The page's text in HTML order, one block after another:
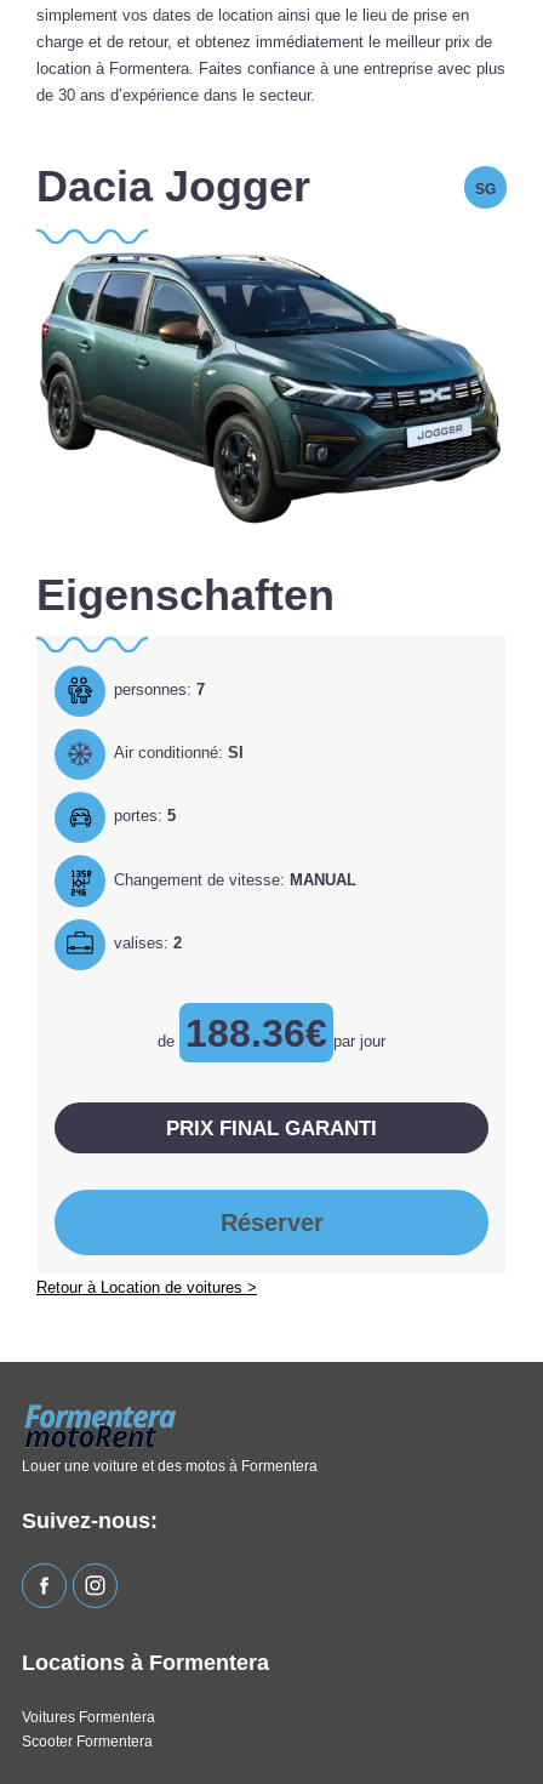
simplement vos dates de location ainsi que le lieu de prise en
charge et de retour, et obtenez immédiatement le meilleur prix de
location à Formentera. Faites confiance à une entreprise avec plus
de 30 ans d’expérience dans le secteur.
Dacia Jogger SG
Eigenschaften
personnes: 7
Air conditionné: SI
portes: 5
Changement de vitesse: MANUAL
valises: 2
de 188.36€ par jour
PRIX ​​FINAL GARANTI
Réserver
Retour à Location de voitures >
Louer une voiture et des motos à Formentera
Suivez-nous:
Locations à Formentera
Voitures Formentera
Scooter Formentera